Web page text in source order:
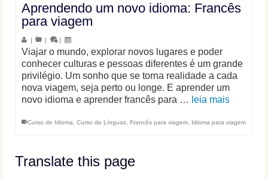
Aprendendo um novo idioma: Francês
para viagem
| | |
Viajar o mundo, explorar novos lugares e poder
conhecer culturas e pessoas diferentes é um grande
privilégio. Um sonho que se torna realidade a cada
nova viagem, seja perto ou longe. E aprender um
novo idioma e aprender francês para … leia mais
Curso de Idioma Curso de Línguas Francês para viagem Idioma para viagem
Translate this page